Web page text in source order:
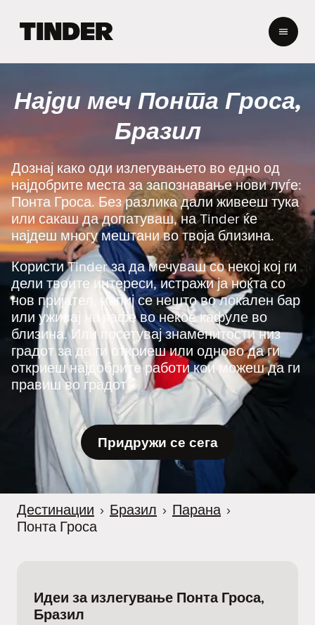
r
o
e
Најди меч Понта Гроса,
Бразил
Дознај како оди излегувањето во едно од
најдобрите места за запознавање нови луѓе:
Понта Гроса. Без разлика дали живееш тука
или сакаш да допатуваш, на Tinder ќе
најдеш многу мештани во твоја близина.
Користи Tinder за да мечуваш со некој кој ги
дели твоите интереси, истражи ја ноќта со
нов пријател, напиј се нешто во локален бар
или уживај на кафе во некое кафуле во
близина. Или посетувај знаменитости низ
градот за да ги откриеш или одново да ги
откриеш најдобрите работи кои можеш да ги
правиш во градот.
Придружи се сега
Дестинации › Бразил › Парана ›
Понта Гроса
Идеи за излегување Понта Гроса,
Бразил